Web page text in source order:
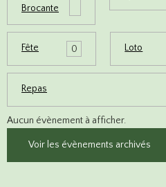
Brocante
Fête 0 Loto
Repas
Aucun évènement à afficher.
Voir les évènements archivés